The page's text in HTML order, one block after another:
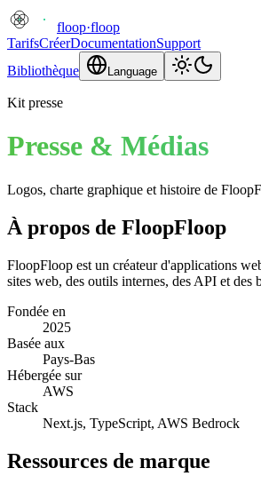
floop·floop
TarifsCréerDocumentationSupport
Bibliothèque
Language
Kit presse
Presse & Médias
Logos, charte graphique et histoire de
À propos de FloopFloop
FloopFloop est un créateur d'applications
sites web, des outils internes, des API et
Fondée en
2025
Basée aux
Pays-Bas
Hébergée sur
AWS
Stack
Next.js, TypeScript, AWS Bedrock
Ressources de marque